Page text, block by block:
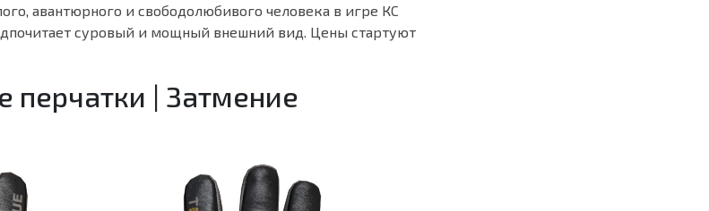
авантюрного и свободолюбивого человека в игре КС
суровый и мощный внешний вид. Цены стартуют
перчатки | Затмение